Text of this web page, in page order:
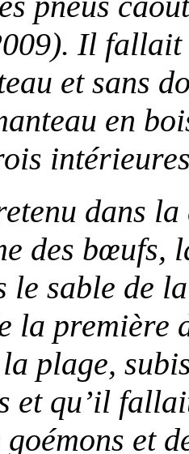
Il fallait
et sans
en
dans la
des
le sable de
la
plage,
et qu’il
goémons et